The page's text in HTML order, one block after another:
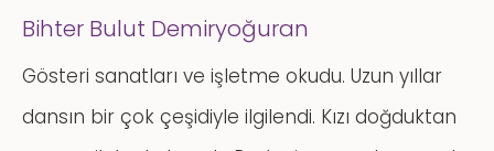
Bihter Bulut Demiryoğuran
Gösteri sanatları ve işletme okudu. Uzun yıllar
dansın bir çok çeşidiyle ilgilendi. Kızı doğduktan